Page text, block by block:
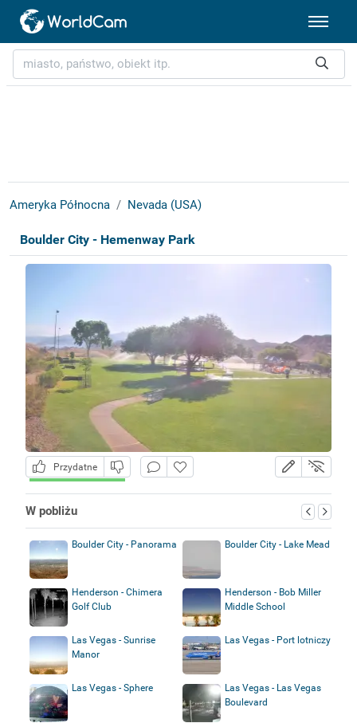
Ameryka Północna Nevada (USA)
Boulder City - Hemenway Park
Przydatne
W pobliżu
Boulder City - Panorama Boulder City - Lake Mead
Henderson - Chimera
Golf Club
Henderson - Bob Miller
Middle School
Las Vegas - Sunrise
Manor
Las Vegas - Port lotniczy
Las Vegas - Sphere
Las Vegas - Las Vegas
Boulevard